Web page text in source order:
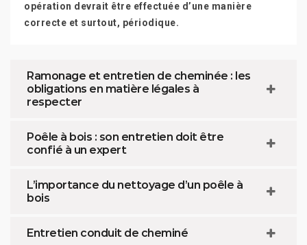
opération devrait être effectuée d’une manière
correcte et surtout, périodique.
Ramonage et entretien de cheminée : les
obligations en matière légales à
respecter
Poêle à bois : son entretien doit être
confié à un expert
L’importance du nettoyage d’un poêle à
bois
Entretien conduit de cheminé